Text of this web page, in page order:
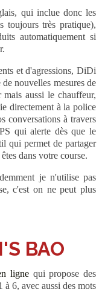
qui inclue donc les
toujours très pratique),
automatiquement si
et d'agressions, DiDi
nouvelles mesures de
aussi le chauffeur,
directement à la police
conversations à travers
qui alerte dès que le
qui permet de partager
dans votre course.
je n'utilise pas
c'est on ne peut plus
BAO
lignequi propose des
6, avec aussi des mots